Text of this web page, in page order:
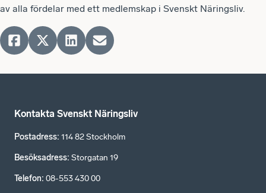
av alla fördelar med ett medlemskap i Svenskt Näringsliv.
Kontakta Svenskt Näringsliv
Postadress: 114 82 Stockholm
Besöksadress: Storgatan 19
Telefon: 08-553 430 00